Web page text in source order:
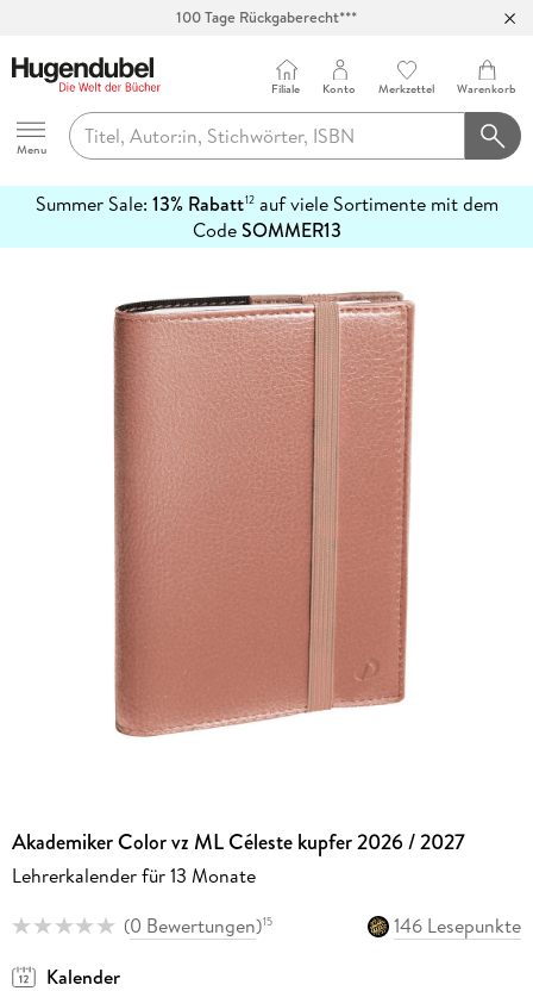
100 Tage Rückgaberecht***
Hugendubel
Menu
Filiale Konto Merkzettel Warenkorb
Summer Sale: 13% Rabatt12auf viele Sortimente mit dem
CodeSOMMER13
erfahren
Akademiker Color vz ML Céleste kupfer 2026 / 2027
Lehrerkalender für 13 Monate
(0 Bewertungen)15
146 Lesepunkte
Kalender